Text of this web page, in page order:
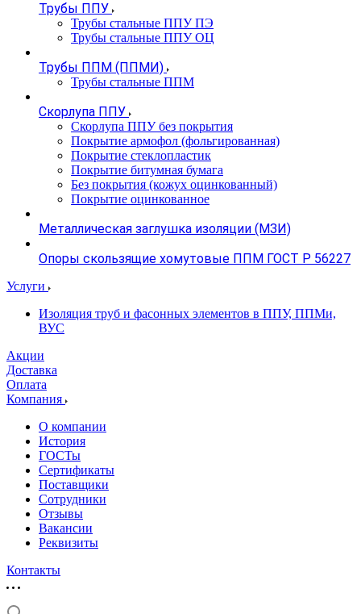
Трубы ППУ
Трубы стальные ППУ ПЭ
Трубы стальные ППУ ОЦ
Трубы ППМ (ППМИ)
Трубы стальные ППМ
Скорлупа ППУ
Скорлупа ППУ без покрытия
Покрытие армофол (фольгированная)
Покрытие стеклопластик
Покрытие битумная бумага
Без покрытия (кожух оцинкованный)
Покрытие оцинкованное
Металлическая заглушка изоляции (МЗИ)
Опоры скользящие хомутовые ППМ ГОСТ Р 56227
Услуги
Изоляция труб и фасонных элементов в ППУ, ППМи,
ВУС
Акции
Доставка
Оплата
Компания
О компании
История
ГОСТы
Сертификаты
Поставщики
Сотрудники
Отзывы
Вакансии
Реквизиты
Контакты